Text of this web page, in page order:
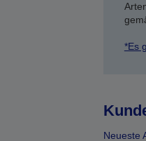
*Es
Neueste